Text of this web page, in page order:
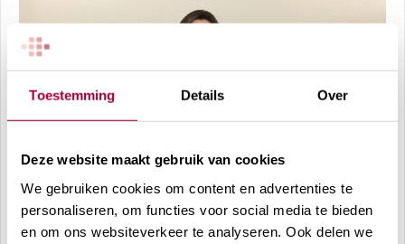
Toestemming Details Over
Deze website maakt gebruik van cookies
We gebruiken cookies om content en advertenties te
personaliseren, om functies voor social media te bieden
en om ons websiteverkeer te analyseren. Ook delen we